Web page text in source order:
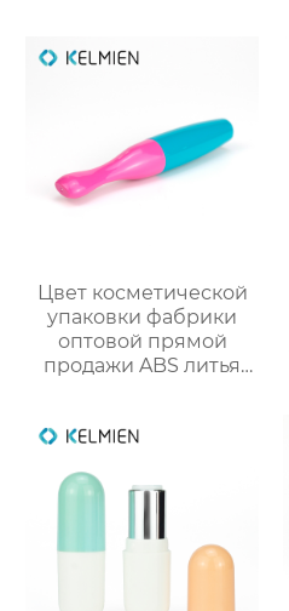
Цвет косметической
упаковки фабрики
оптовой прямой
продажи ABS литья
столкновения тушь
трубки